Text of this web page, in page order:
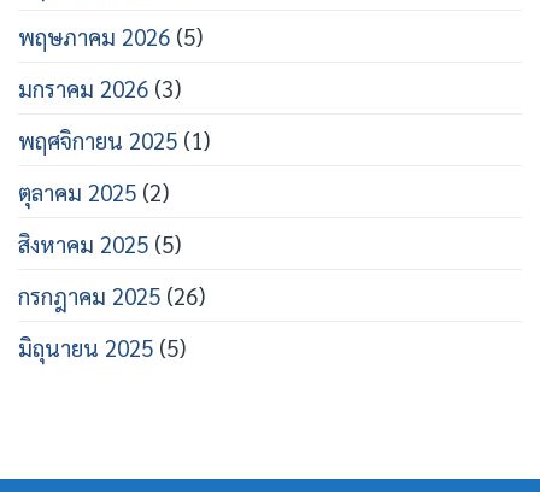
พฤษภาคม 2026 (5)
มกราคม 2026 (3)
พฤศจิกายน 2025 (1)
ตุลาคม 2025 (2)
สิงหาคม 2025 (5)
กรกฎาคม 2025 (26)
มิถุนายน 2025 (5)